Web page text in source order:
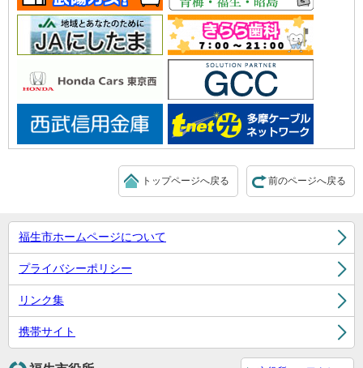
前のページへ戻る
トップページへ戻る
福生市ホームページについて
プライバシーポリシー
リンク集
携帯サイト